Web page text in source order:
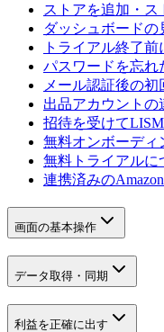
ストアを追加・ス
ダッシュボードの
トライアル終了
パスワードを忘れ
メール認証後の初
出品アカウントの
招待を受けて
無料オンボーディ
無料トライアルに
連携済みの
画面の基本操作
データ取得・同期
利益を正確に出す